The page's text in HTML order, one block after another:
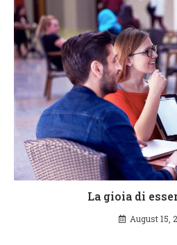
La gioia di
August 15,